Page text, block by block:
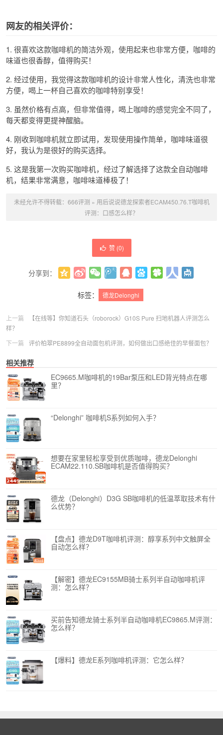
网友的相关评价：
1. 很喜欢这款咖啡机的简洁外观，使用起来也非常方便，咖啡的
味道也很香醇，值得购买！
2. 经过使用，我觉得这款咖啡机的设计非常人性化，清洗也非常
方便，喝上一杯自己喜欢的咖啡特别享受！
3. 虽然价格有点高，但非常值得，喝上咖啡的感觉完全不同了，
每天都变得更提神醒脑。
4. 刚收到咖啡机就立即试用，发现使用操作简单，咖啡味道很
好，我认为是很好的购买选择。
5. 这是我第一次购买咖啡机，经过了解选择了这款全自动咖啡
机，结果非常满意，咖啡味道棒极了！
未经允许不得转载： 666评测 » 用后说说德龙探索者ECAM450.76.T咖啡机
评测：口感怎么样？
赞 (0)
分享到：
标签：
德龙Delonghi
上一篇
【在线等】你知道石头（roborock）G10S Pure 扫地机器人评测怎么
样？
下一篇
评价柏翠PE8899全自动面包机评测，如何做出口感绝佳的早餐面包？
相关推荐
EC9665.M咖啡机的19Bar泵压和LED背光特点在哪
里？
“Delonghi” 咖啡机S系列如何入手？
想要在家里轻松享受到优质咖啡，德龙Delonghi
ECAM22.110.SB咖啡机是否值得购买？
德龙（Delonghi）D3G SB咖啡机的低温萃取技术有什
么优势？
【盘点】德龙D9T咖啡机评测：醇享系列中文触屏全
自动怎么样？
【解密】德龙EC9155MB骑士系列半自动咖啡机评
测：怎么样？
买前告知德龙骑士系列半自动咖啡机EC9865.M评测：
怎么样？
【爆料】德龙E系列咖啡机评测：它怎么样？